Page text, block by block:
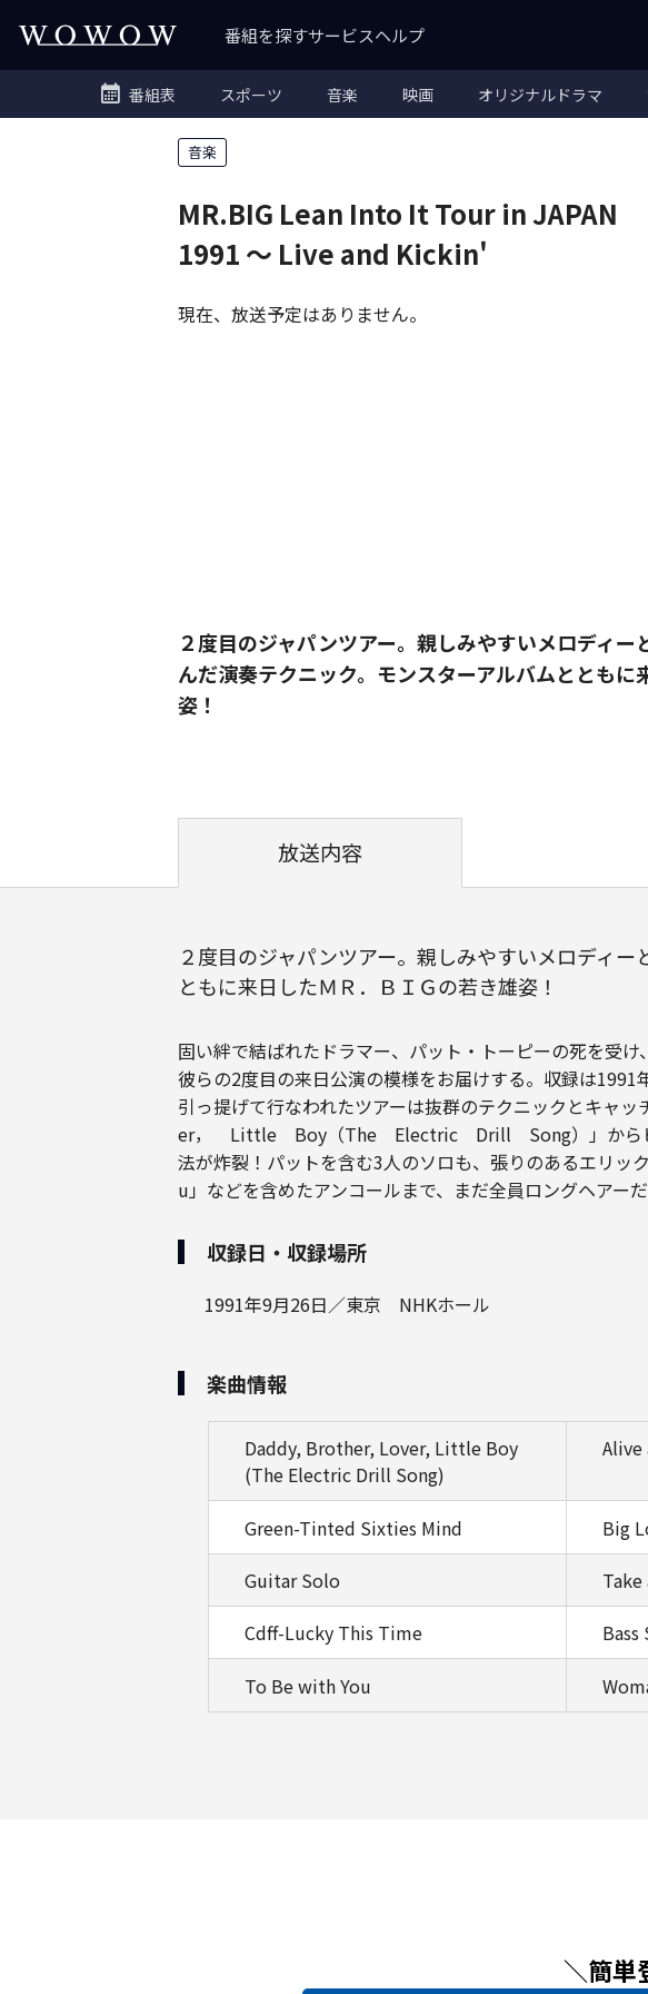
番組を探すサービスヘルプ
番組表 スポーツ 音楽 映画 オリジナルドラマ
音楽
MR.BIG Lean Into It Tour in JAPAN
1991 ～ Live and Kickin'
現在、放送予定はありません。
２度目のジャパンツアー。親しみやすいメロディ
んだ演奏テクニック。モンスターアルバムととも
姿！
放送内容
２度目のジャパンツアー。親しみやすいメロディ
ともに来日したＭＲ．ＢＩＧの若き雄姿！
固い絆で結ばれたドラマー、パット・トーピーの死を受
彼らの2度目の来日公演の模様をお届けする。収録は
引っ提げて行なわれたツアーは抜群のテクニックとキ
er， Little Boy（The Electric Drill Song）」からビリ
法が炸裂！パットを含む3人のソロも、張りのあるエリ
u」などを含めたアンコールまで、まだ全員ロングヘアー
収録日・収録場所
1991年9月26日／東京 NHKホール
楽曲情報
Daddy, Brother, Lover, Little Boy
(The Electric Drill Song)
Alive
Green-Tinted Sixties Mind Big
Guitar Solo
Take
Cdff-Lucky This Time
Bass
To Be with You
＼簡単